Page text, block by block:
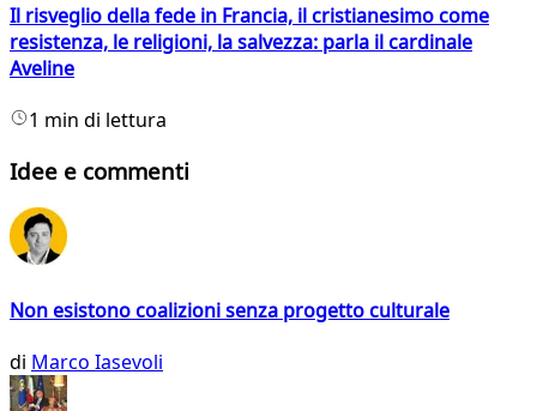
Il risveglio della fede in Francia, il cristianesimo come
resistenza, le religioni, la salvezza: parla il cardinale
Aveline
1 min di lettura
Idee e commenti
Non esistono coalizioni senza progetto culturale
di Marco Iasevoli